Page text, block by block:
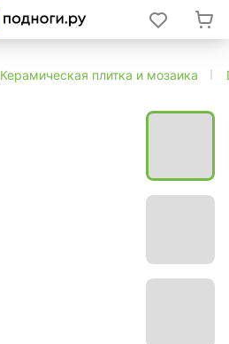
Керамическая плитка и мозаика